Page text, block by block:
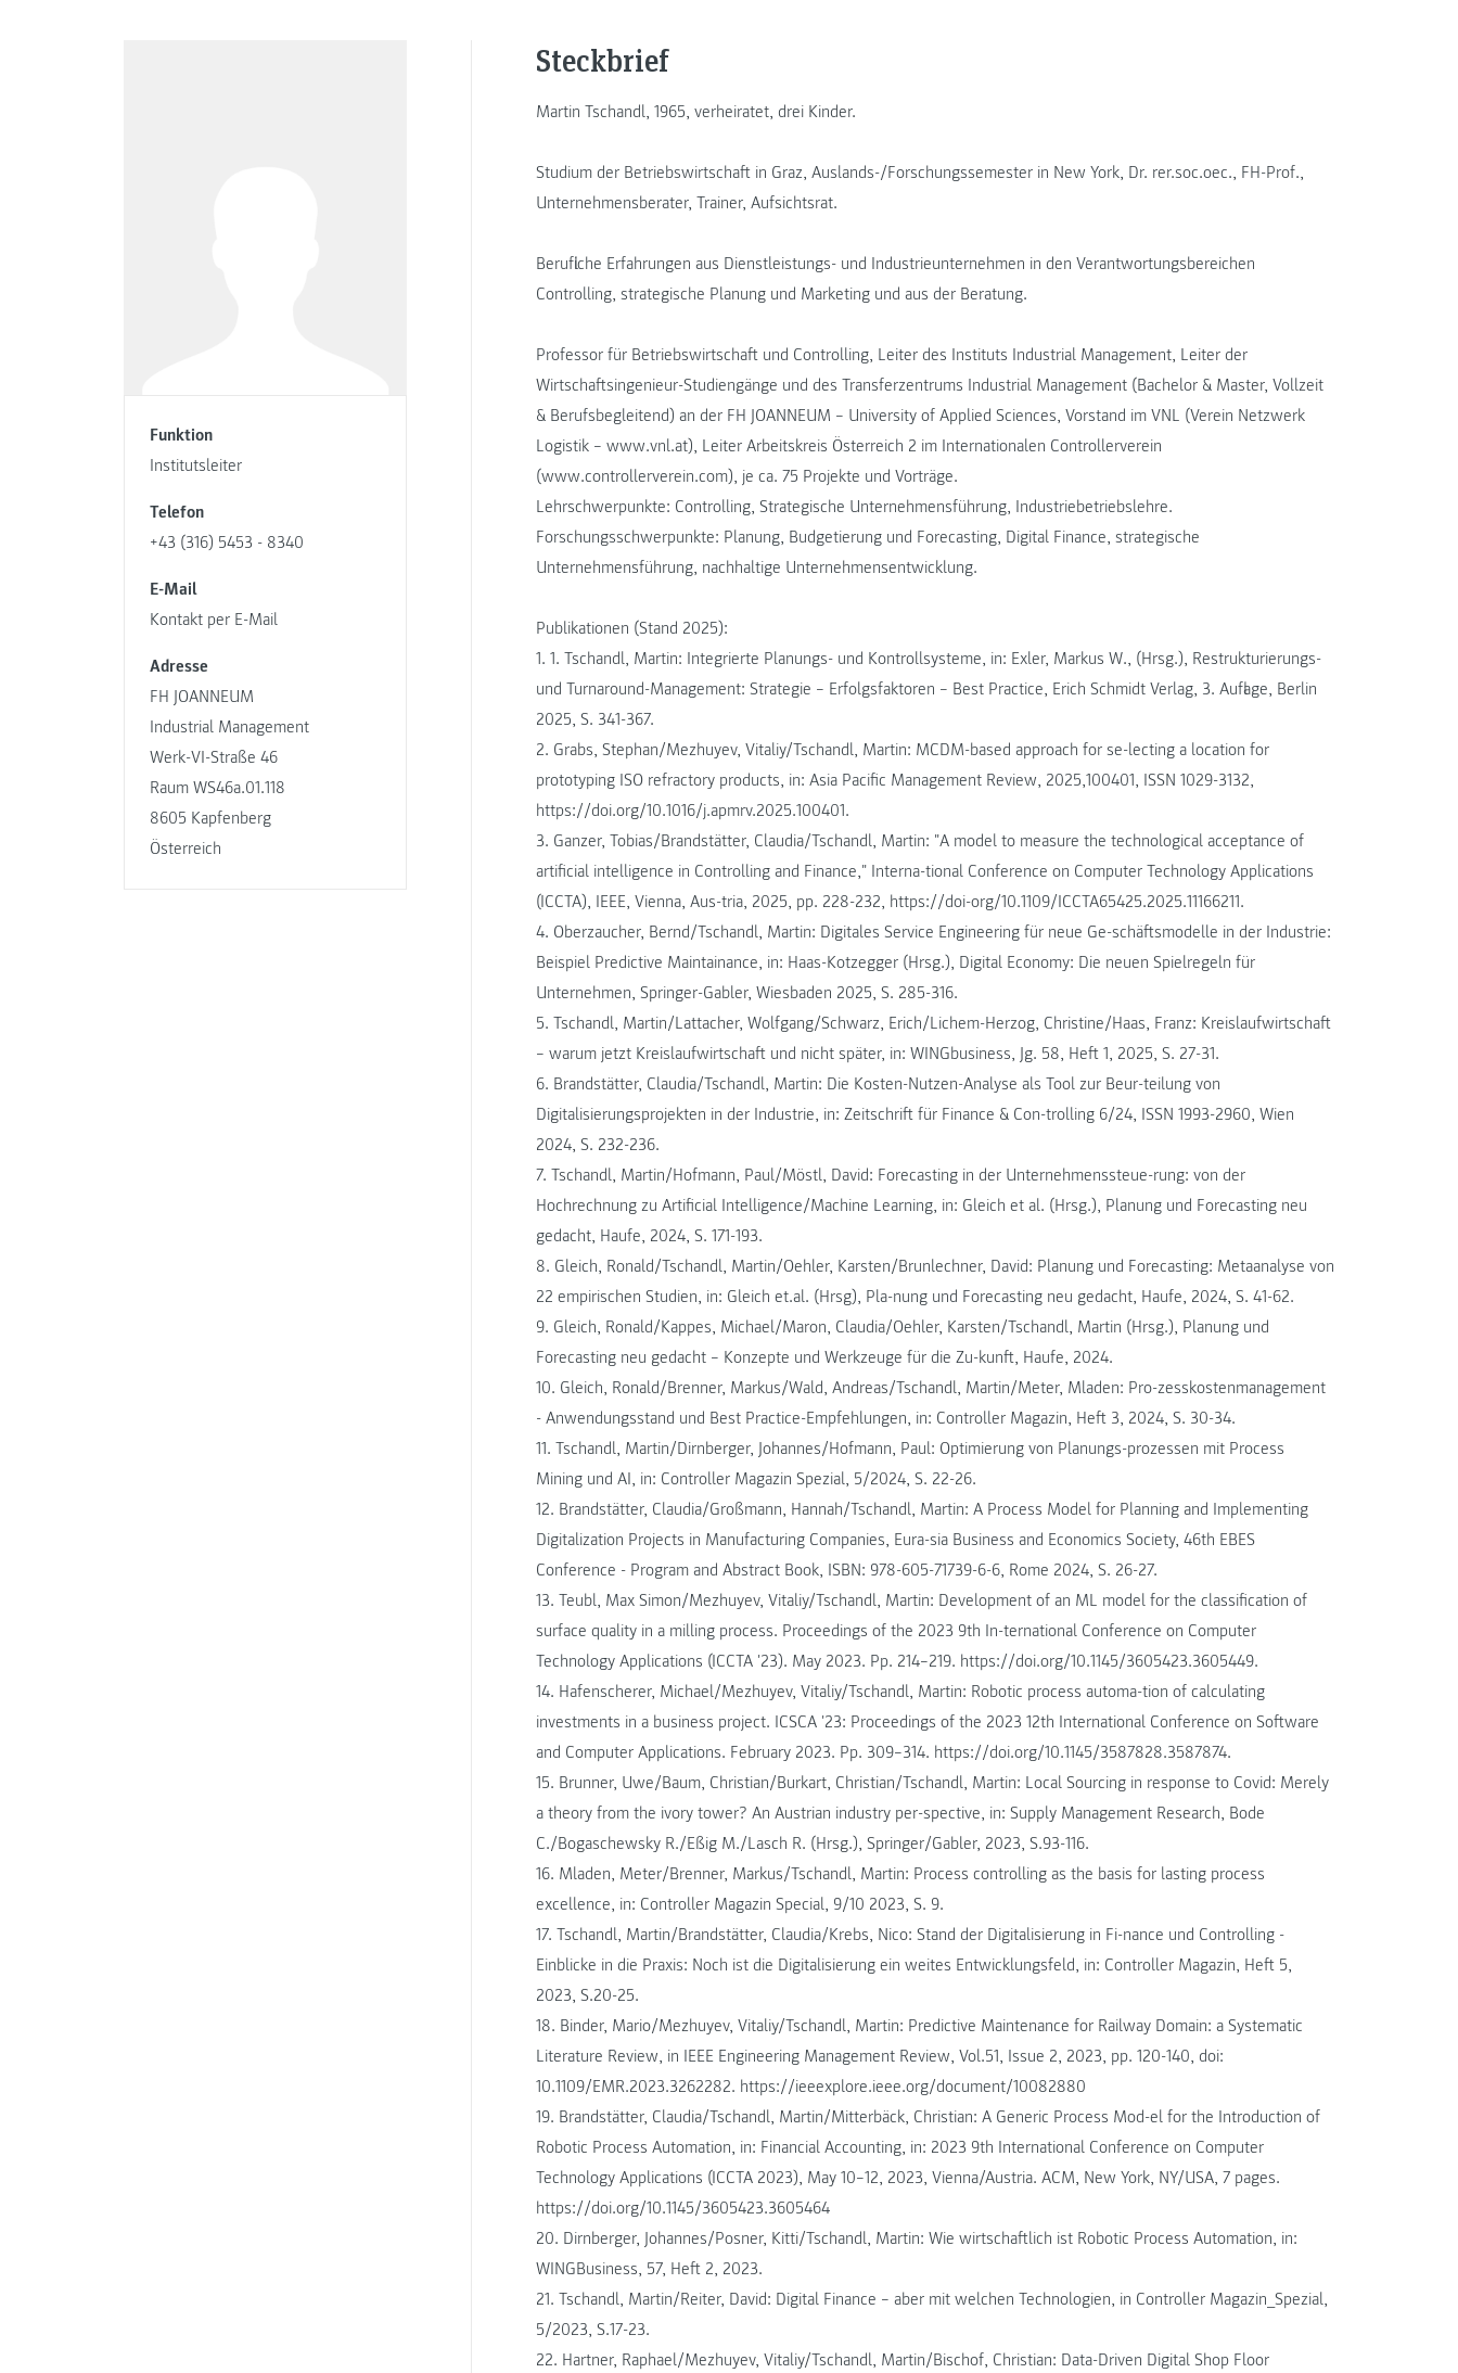
Funktion
Institutsleiter
Telefon
+43 (316) 5453 - 8340
E-Mail
Kontakt per E-Mail
Adresse
FH JOANNEUM
Industrial Management
Werk-VI-Straße 46
Raum WS46a.01.118
8605 Kapfenberg
Österreich
Steckbrief
Martin Tschandl, 1965, verheiratet, drei Kinder.
Studium der Betriebswirtschaft in Graz, Auslands-/Forschungssemester in New York, Dr. rer.soc.oec., FH-Prof.,
Unternehmensberater, Trainer, Aufsichtsrat.
Berufliche Erfahrungen aus Dienstleistungs- und Industrieunternehmen in den Verantwortungsbereichen
Controlling, strategische Planung und Marketing und aus der Beratung.
Professor für Betriebswirtschaft und Controlling, Leiter des Instituts Industrial Management, Leiter der
Wirtschaftsingenieur-Studiengänge und des Transferzentrums Industrial Management (Bachelor & Master, Vollzeit
& Berufsbegleitend) an der FH JOANNEUM – University of Applied Sciences, Vorstand im VNL (Verein Netzwerk
Logistik – www.vnl.at), Leiter Arbeitskreis Österreich 2 im Internationalen Controllerverein
(www.controllerverein.com), je ca. 75 Projekte und Vorträge.
Lehrschwerpunkte: Controlling, Strategische Unternehmensführung, Industriebetriebslehre.
Forschungsschwerpunkte: Planung, Budgetierung und Forecasting, Digital Finance, strategische
Unternehmensführung, nachhaltige Unternehmensentwicklung.
Publikationen (Stand 2025):
1. 1. Tschandl, Martin: Integrierte Planungs- und Kontrollsysteme, in: Exler, Markus W., (Hrsg.), Restrukturierungs-
und Turnaround-Management: Strategie – Erfolgsfaktoren – Best Practice, Erich Schmidt Verlag, 3. Auflage, Berlin
2025, S. 341-367.
2. Grabs, Stephan/Mezhuyev, Vitaliy/Tschandl, Martin: MCDM-based approach for se-lecting a location for
prototyping ISO refractory products, in: Asia Pacific Management Review, 2025,100401, ISSN 1029-3132,
https://doi.org/10.1016/j.apmrv.2025.100401.
3. Ganzer, Tobias/Brandstätter, Claudia/Tschandl, Martin: "A model to measure the technological acceptance of
artificial intelligence in Controlling and Finance," Interna-tional Conference on Computer Technology Applications
(ICCTA), IEEE, Vienna, Aus-tria, 2025, pp. 228-232, https://doi-org/10.1109/ICCTA65425.2025.11166211.
4. Oberzaucher, Bernd/Tschandl, Martin: Digitales Service Engineering für neue Ge-schäftsmodelle in der Industrie:
Beispiel Predictive Maintainance, in: Haas-Kotzegger (Hrsg.), Digital Economy: Die neuen Spielregeln für
Unternehmen, Springer-Gabler, Wiesbaden 2025, S. 285-316.
5. Tschandl, Martin/Lattacher, Wolfgang/Schwarz, Erich/Lichem-Herzog, Christine/Haas, Franz: Kreislaufwirtschaft
– warum jetzt Kreislaufwirtschaft und nicht später, in: WINGbusiness, Jg. 58, Heft 1, 2025, S. 27-31.
6. Brandstätter, Claudia/Tschandl, Martin: Die Kosten-Nutzen-Analyse als Tool zur Beur-teilung von
Digitalisierungsprojekten in der Industrie, in: Zeitschrift für Finance & Con-trolling 6/24, ISSN 1993-2960, Wien
2024, S. 232-236.
7. Tschandl, Martin/Hofmann, Paul/Möstl, David: Forecasting in der Unternehmenssteue-rung: von der
Hochrechnung zu Artificial Intelligence/Machine Learning, in: Gleich et al. (Hrsg.), Planung und Forecasting neu
gedacht, Haufe, 2024, S. 171-193.
8. Gleich, Ronald/Tschandl, Martin/Oehler, Karsten/Brunlechner, David: Planung und Forecasting: Metaanalyse von
22 empirischen Studien, in: Gleich et.al. (Hrsg), Pla-nung und Forecasting neu gedacht, Haufe, 2024, S. 41-62.
9. Gleich, Ronald/Kappes, Michael/Maron, Claudia/Oehler, Karsten/Tschandl, Martin (Hrsg.), Planung und
Forecasting neu gedacht – Konzepte und Werkzeuge für die Zu-kunft, Haufe, 2024.
10. Gleich, Ronald/Brenner, Markus/Wald, Andreas/Tschandl, Martin/Meter, Mladen: Pro-zesskostenmanagement
- Anwendungsstand und Best Practice-Empfehlungen, in: Controller Magazin, Heft 3, 2024, S. 30-34.
11. Tschandl, Martin/Dirnberger, Johannes/Hofmann, Paul: Optimierung von Planungs-prozessen mit Process
Mining und AI, in: Controller Magazin Spezial, 5/2024, S. 22-26.
12. Brandstätter, Claudia/Großmann, Hannah/Tschandl, Martin: A Process Model for Planning and Implementing
Digitalization Projects in Manufacturing Companies, Eura-sia Business and Economics Society, 46th EBES
Conference - Program and Abstract Book, ISBN: 978-605-71739-6-6, Rome 2024, S. 26-27.
13. Teubl, Max Simon/Mezhuyev, Vitaliy/Tschandl, Martin: Development of an ML model for the classification of
surface quality in a milling process. Proceedings of the 2023 9th In-ternational Conference on Computer
Technology Applications (ICCTA '23). May 2023. Pp. 214–219. https://doi.org/10.1145/3605423.3605449.
14. Hafenscherer, Michael/Mezhuyev, Vitaliy/Tschandl, Martin: Robotic process automa-tion of calculating
investments in a business project. ICSCA '23: Proceedings of the 2023 12th International Conference on Software
and Computer Applications. February 2023. Pp. 309–314. https://doi.org/10.1145/3587828.3587874.
15. Brunner, Uwe/Baum, Christian/Burkart, Christian/Tschandl, Martin: Local Sourcing in response to Covid: Merely
a theory from the ivory tower? An Austrian industry per-spective, in: Supply Management Research, Bode
C./Bogaschewsky R./Eßig M./Lasch R. (Hrsg.), Springer/Gabler, 2023, S.93-116.
16. Mladen, Meter/Brenner, Markus/Tschandl, Martin: Process controlling as the basis for lasting process
excellence, in: Controller Magazin Special, 9/10 2023, S. 9.
17. Tschandl, Martin/Brandstätter, Claudia/Krebs, Nico: Stand der Digitalisierung in Fi-nance und Controlling -
Einblicke in die Praxis: Noch ist die Digitalisierung ein weites Entwicklungsfeld, in: Controller Magazin, Heft 5,
2023, S.20-25.
18. Binder, Mario/Mezhuyev, Vitaliy/Tschandl, Martin: Predictive Maintenance for Railway Domain: a Systematic
Literature Review, in IEEE Engineering Management Review, Vol.51, Issue 2, 2023, pp. 120-140, doi:
10.1109/EMR.2023.3262282. https://ieeexplore.ieee.org/document/10082880
19. Brandstätter, Claudia/Tschandl, Martin/Mitterbäck, Christian: A Generic Process Mod-el for the Introduction of
Robotic Process Automation, in: Financial Accounting, in: 2023 9th International Conference on Computer
Technology Applications (ICCTA 2023), May 10–12, 2023, Vienna/Austria. ACM, New York, NY/USA, 7 pages.
https://doi.org/10.1145/3605423.3605464
20. Dirnberger, Johannes/Posner, Kitti/Tschandl, Martin: Wie wirtschaftlich ist Robotic Process Automation, in:
WINGBusiness, 57, Heft 2, 2023.
21. Tschandl, Martin/Reiter, David: Digital Finance – aber mit welchen Technologien, in Controller Magazin_Spezial,
5/2023, S.17-23.
22. Hartner, Raphael/Mezhuyev, Vitaliy/Tschandl, Martin/Bischof, Christian: Data-Driven Digital Shop Floor